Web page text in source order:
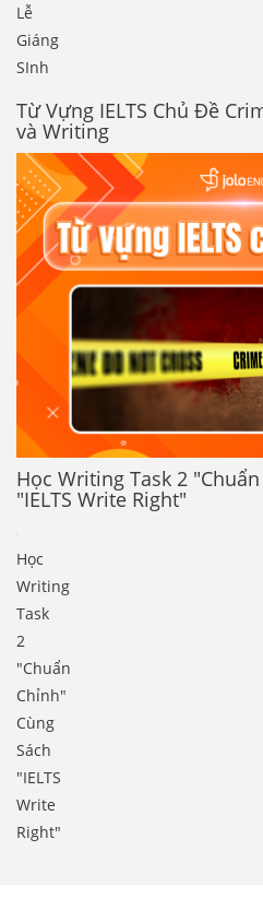
Lễ
Giáng
SInh
Từ Vựng IELTS Chủ Đề
và Writing
Học Writing Task 2
"IELTS Write Right"
Học
Writing
Task
2
"Chuẩn
Chỉnh"
Cùng
Sách
"IELTS
Write
Right"